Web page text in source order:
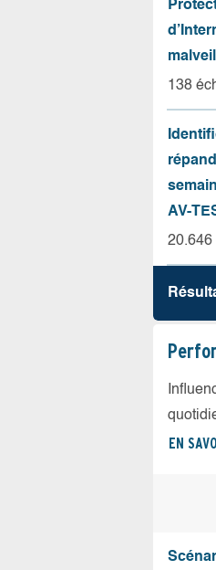
138
AV-
20.646
EN